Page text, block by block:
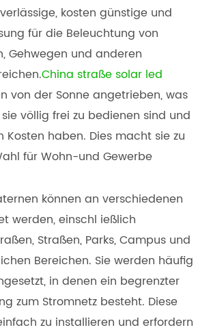
kosten günstige und
für die Beleuchtung von
Gehwegen und anderen
China straße solar led
von der Sonne angetrieben, was
völlig frei zu bedienen sind und
Kosten haben. Dies macht sie zu
für Wohn-und Gewerbe
können an verschiedenen
werden, einschl ießlich
Straßen, Parks, Campus und
Bereichen. Sie werden häufig
in denen ein begrenzter
zum Stromnetz besteht. Diese
zu installieren und erfordern